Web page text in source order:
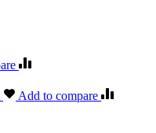
Add to compare